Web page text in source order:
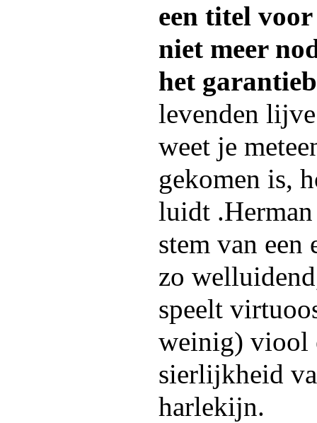
een titel
niet meer
het
levenden
weet je
gekomen is,
luidt .Herman
stem van een
zo
speelt
weinig) viool
sierlijkheid
harlekijn.